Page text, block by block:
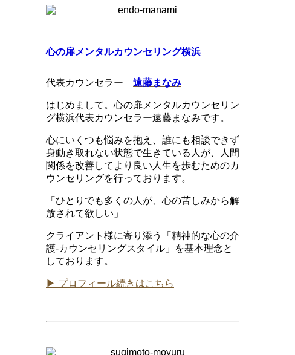
心の扉メンタルカウンセリング横浜
代表カウンセラー 遠藤まなみ
はじめまして。心の扉メンタルカウンセリン
グ横浜代表カウンセラー遠藤まなみです。
心にいくつも悩みを抱え、誰にも相談できず
身動き取れない状態で生きている人が、人間
関係を改善してより良い人生を歩むためのカ
ウンセリングを行っております。
「ひとりでも多くの人が、心の苦しみから解
放されて欲しい」
クライアント様に寄り添う「精神的な心の介
護-カウンセリングスタイル」を基本理念と
しております。
▶ プロフィール続きはこちら